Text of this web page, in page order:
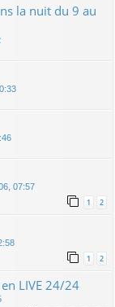
la nuit du 9 au
07:57
1 2
1 2
LIVE 24/24